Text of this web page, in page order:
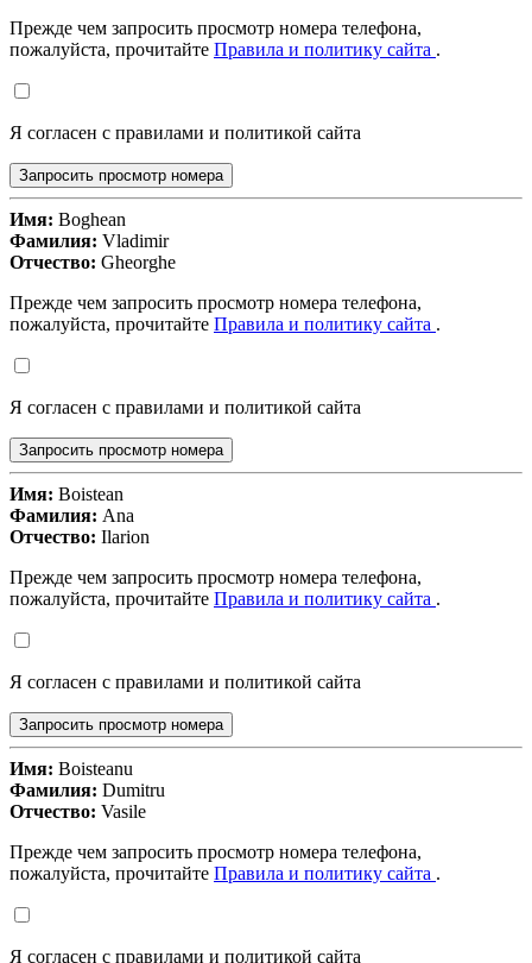
Прежде чем запросить просмотр номера телефона,
пожалуйста, прочитайте Правила и политику сайта .
Я согласен с правилами и политикой сайта
Запросить просмотр номера
Имя: Boghean
Фамилия: Vladimir
Отчество: Gheorghe
Прежде чем запросить просмотр номера телефона,
пожалуйста, прочитайте Правила и политику сайта .
Я согласен с правилами и политикой сайта
Запросить просмотр номера
Имя: Boistean
Фамилия: Ana
Отчество: Ilarion
Прежде чем запросить просмотр номера телефона,
пожалуйста, прочитайте Правила и политику сайта .
Я согласен с правилами и политикой сайта
Запросить просмотр номера
Имя: Boisteanu
Фамилия: Dumitru
Отчество: Vasile
Прежде чем запросить просмотр номера телефона,
пожалуйста, прочитайте Правила и политику сайта .
Я согласен с правилами и политикой сайта